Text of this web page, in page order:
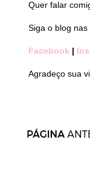
Quer falar
Siga o blog
Facebook |
Agradeço sua